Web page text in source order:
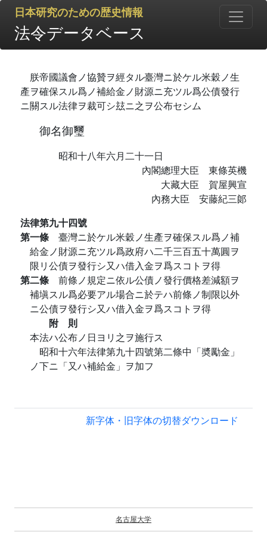
日本研究のための歴史情報
法令データベース
朕帝國議會ノ協贊ヲ經タル臺灣ニ於ケル米穀ノ生
產ヲ確保スル爲ノ補給金ノ財源ニ充ツル爲公債發行
ニ關スル法律ヲ裁可シ玆ニ之ヲ公布セシム
御名御璽
昭和十八年六月二十一日
內閣總理大臣 東條英機
大藏大臣 賀屋興宣
內務大臣 安藤紀三郞
法律第九十四號
第一條 臺灣ニ於ケル米穀ノ生產ヲ確保スル爲ノ補
給金ノ財源ニ充ツル爲政府ハ二千三百五十萬圓ヲ
限リ公債ヲ發行シ又ハ借入金ヲ爲スコトヲ得
第二條 前條ノ規定ニ依ル公債ノ發行價格差減額ヲ
補塡スル爲必要アル場合ニ於テハ前條ノ制限以外
ニ公債ヲ發行シ又ハ借入金ヲ爲スコトヲ得
附 則
本法ハ公布ノ日ヨリ之ヲ施行ス
昭和十六年法律第九十四號第二條中「奬勵金」
ノ下ニ「又ハ補給金」ヲ加フ
新字体・旧字体の切替ダウンロード
名古屋大学